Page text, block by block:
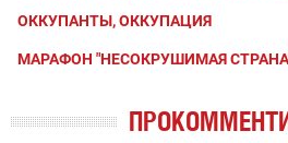
ОККУПАНТЫ, ОККУПАЦИЯ
МАРАФОН "НЕСОКРУШИМАЯ